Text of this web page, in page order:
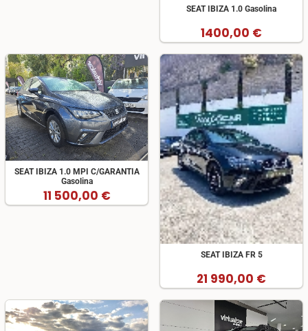
SEAT IBIZA 1.0 Gasolina
1400,00 €
SEAT IBIZA 1.0 MPI C/GARANTIA
Gasolina
11 500,00 €
SEAT IBIZA FR 5
21 990,00 €